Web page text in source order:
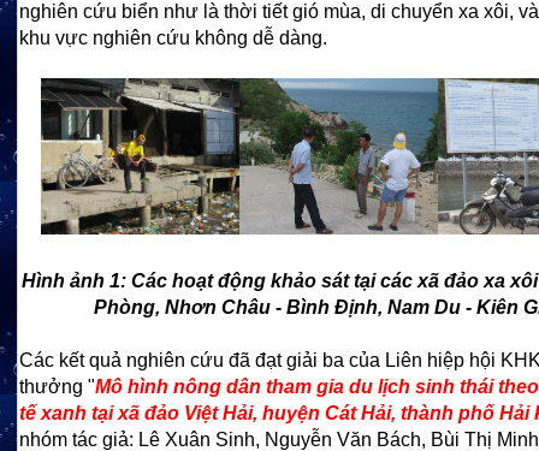
nghiên cứu biển như là thời tiết gió mùa, di chuyển xa xôi,
khu vực nghiên cứu không dễ dàng.
Hình ảnh 1: Các hoạt động khảo sát tại các xã đảo xa xôi
Phòng, Nhơn Châu - Bình Định, Nam Du - Kiên
Các kết quả nghiên cứu đã đạt giải ba của Liên hiệp hội
thưởng "Mô hình nông dân tham gia du lịch sinh thái
tế xanh tại xã đảo Việt Hải, huyện Cát Hải, thành phố Hải
nhóm tác giả: Lê Xuân Sinh, Nguyễn Văn Bách, Bùi Thị